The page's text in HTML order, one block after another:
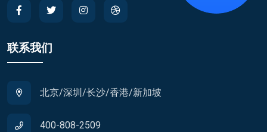
联系我们
北京/深圳/长沙/香港/新加坡
400-808-2509